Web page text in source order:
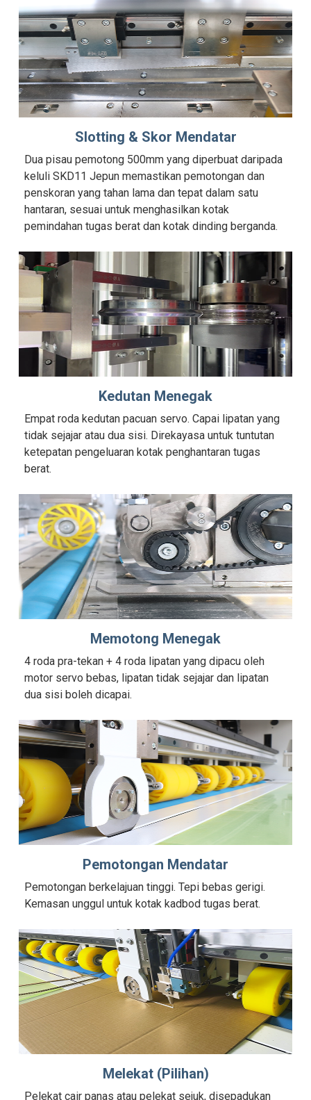
Slotting & Skor Mendatar
Dua pisau pemotong 500mm yang diperbuat daripada
keluli SKD11 Jepun memastikan pemotongan dan
penskoran yang tahan lama dan tepat dalam satu
hantaran, sesuai untuk menghasilkan kotak
pemindahan tugas berat dan kotak dinding berganda.
Kedutan Menegak
Empat roda kedutan pacuan servo. Capai lipatan yang
tidak sejajar atau dua sisi. Direkayasa untuk tuntutan
ketepatan pengeluaran kotak penghantaran tugas
berat.
Memotong Menegak
4 roda pra-tekan + 4 roda lipatan yang dipacu oleh
motor servo bebas, lipatan tidak sejajar dan lipatan
dua sisi boleh dicapai.
Pemotongan Mendatar
Pemotongan berkelajuan tinggi. Tepi bebas gerigi.
Kemasan unggul untuk kotak kadbod tugas berat.
Melekat (Pilihan)
Pelekat cair panas atau pelekat sejuk, disepadukan